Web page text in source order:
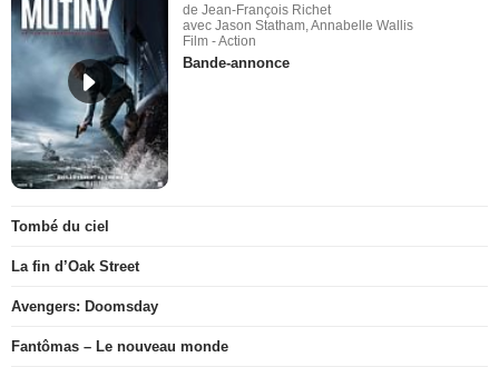
de Jean-François Richet
avec Jason Statham, Annabelle Wallis
Film - Action
Bande-annonce
Tombé du ciel
La fin d’Oak Street
Avengers: Doomsday
Fantômas – Le nouveau monde